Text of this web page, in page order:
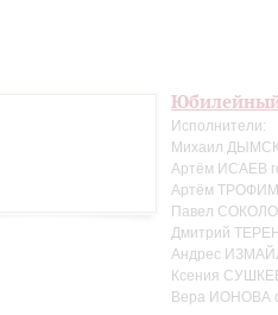
Исполнители:
Михаил
Артём ИСАЕВ
Артём
Павел
Дмитрий
Андрес
Ксения
Вера ИОНОВА